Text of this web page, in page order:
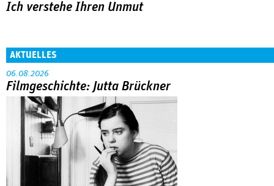
Ich verstehe Ihren Unmut
AKTUELLES
06.08.2026
Filmgeschichte: Jutta Brückner